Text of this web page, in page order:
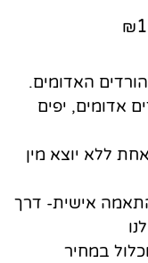
₪
האדומים.
אדומים, יפים
ללא יוצא מין
אישית- דרך
במחיר